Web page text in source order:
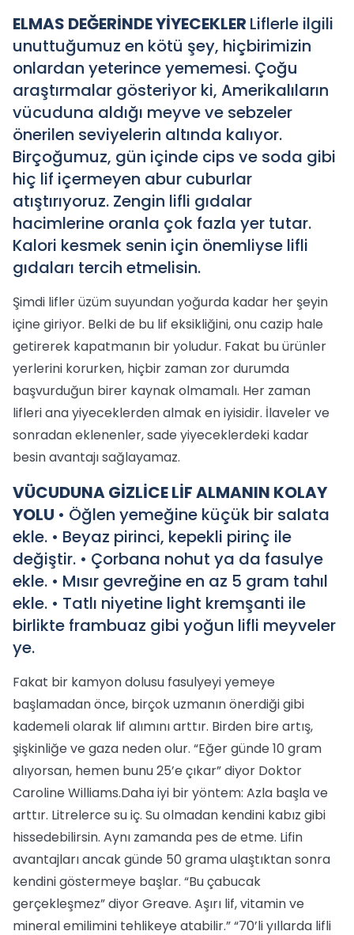
ELMAS DEĞERİNDE YİYECEKLER Liflerle ilgili
unuttuğumuz en kötü şey, hiçbirimizin
onlardan yeterince yememesi. Çoğu
araştırmalar gösteriyor ki, Amerikalıların
vücuduna aldığı meyve ve sebzeler
önerilen seviyelerin altında kalıyor.
Birçoğumuz, gün içinde cips ve soda gibi
hiç lif içermeyen abur cuburlar
atıştırıyoruz. Zengin lifli gıdalar
hacimlerine oranla çok fazla yer tutar.
Kalori kesmek senin için önemliyse lifli
gıdaları tercih etmelisin.
Şimdi lifler üzüm suyundan yoğurda kadar her şeyin
içine giriyor. Belki de bu lif eksikliğini, onu cazip hale
getirerek kapatmanın bir yoludur. Fakat bu ürünler
yerlerini korurken, hiçbir zaman zor durumda
başvurduğun birer kaynak olmamalı. Her zaman
lifleri ana yiyeceklerden almak en iyisidir. İlaveler ve
sonradan eklenenler, sade yiyeceklerdeki kadar
besin avantajı sağlayamaz.
VÜCUDUNA GİZLİCE LİF ALMANIN KOLAY
YOLU • Öğlen yemeğine küçük bir salata
ekle. • Beyaz pirinci, kepekli pirinç ile
değiştir. • Çorbana nohut ya da fasulye
ekle. • Mısır gevreğine en az 5 gram tahıl
ekle. • Tatlı niyetine light kremşanti ile
birlikte frambuaz gibi yoğun lifli meyveler
ye.
Fakat bir kamyon dolusu fasulyeyi yemeye
başlamadan önce, birçok uzmanın önerdiği gibi
kademeli olarak lif alımını arttır. Birden bire artış,
şişkinliğe ve gaza neden olur. “Eğer günde 10 gram
alıyorsan, hemen bunu 25’e çıkar” diyor Doktor
Caroline Williams.Daha iyi bir yöntem: Azla başla ve
arttır. Litrelerce su iç. Su olmadan kendini kabız gibi
hissedebilirsin. Aynı zamanda pes de etme. Lifin
avantajları ancak günde 50 grama ulaştıktan sonra
kendini göstermeye başlar. “Bu çabucak
gerçekleşmez” diyor Greave. Aşırı lif, vitamin ve
mineral emilimini tehlikeye atabilir.” “70’li yıllarda lifli